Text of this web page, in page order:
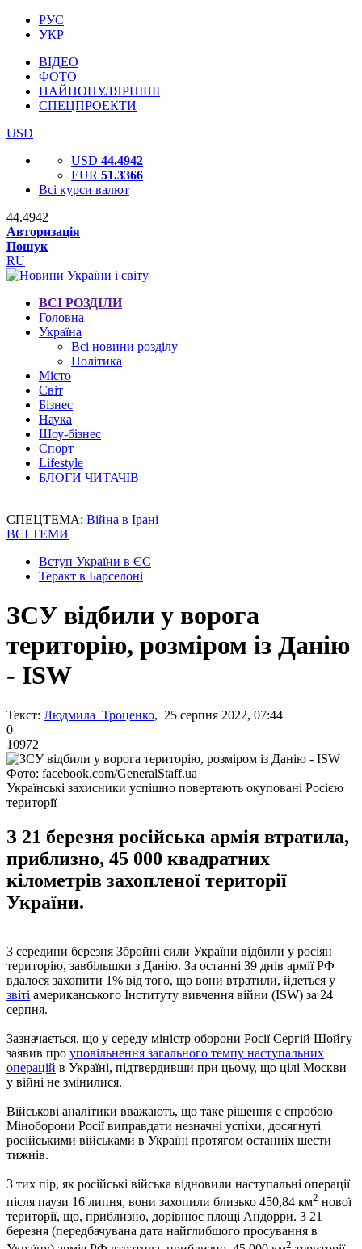
РУС
УКР
ВІДЕО
ФОТО
НАЙПОПУЛЯРНІШІ
СПЕЦПРОЕКТИ
USD
USD 44.4942
EUR 51.3366
Всі курси валют
44.4942
Авторизація
Пошук
RU
ВСІ РОЗДІЛИ
Головна
Україна
Всі новини розділу
Політика
Місто
Світ
Бізнес
Наука
Шоу-бізнес
Спорт
Lifestyle
БЛОГИ ЧИТАЧІВ
СПЕЦТЕМА: Війна в Ірані
ВСІ ТЕМИ
Вступ України в ЄС
Теракт в Барселоні
ЗСУ відбили у ворога
територію, розміром із Данію
- ISW
Текст: Людмила Троценко, 25 серпня 2022, 07:44
0
10972
Фото: facebook.com/GeneralStaff.ua
Українські захисники успішно повертають окуповані Росією
території
З 21 березня російська армія втратила,
приблизно, 45 000 квадратних
кілометрів захопленої території
України.
З середини березня Збройні сили України відбили у росіян
територію, завбільшки з Данію. За останні 39 днів армії РФ
вдалося захопити 1% від того, що вони втратили, йдеться у
звіті американського Інституту вивчення війни (ISW) за 24
серпня.
Зазначається, що у середу міністр оборони Росії Сергій Шойгу
заявив про уповільнення загального темпу наступальних
операцій в Україні, підтвердивши при цьому, що цілі Москви
у війні не змінилися.
Військові аналітики вважають, що таке рішення є спробою
Міноборони Росії виправдати незначні успіхи, досягнуті
російськими військами в Україні протягом останніх шести
тижнів.
З тих пір, як російські війська відновили наступальні операції
після паузи 16 липня, вони захопили близько 450,84 км2 нової
території, що, приблизно, дорівнює площі Андорри. З 21
березня (передбачувана дата найглибшого просування в
2